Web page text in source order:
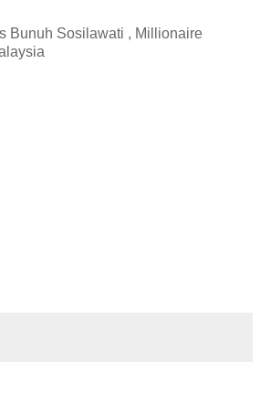
Bunuh Sosilawati , Millionaire